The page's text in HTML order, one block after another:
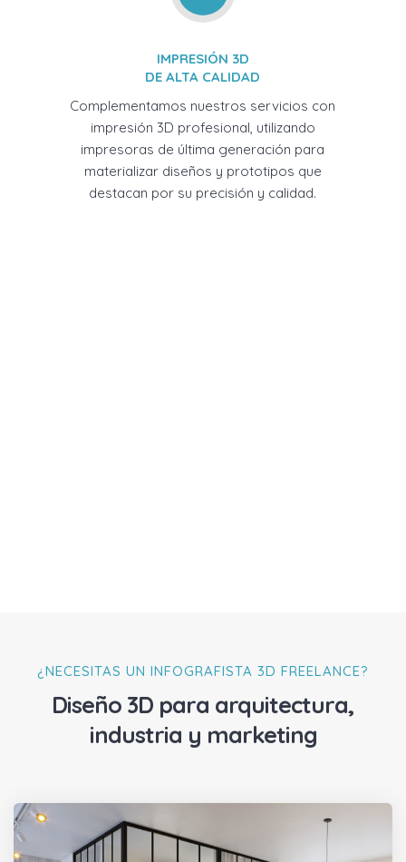
IMPRESIÓN 3D
DE ALTA CALIDAD
Complementamos nuestros servicios con
impresión 3D profesional, utilizando
impresoras de última generación para
materializar diseños y prototipos que
destacan por su precisión y calidad.
¿NECESITAS UN INFOGRAFISTA 3D FREELANCE?
Diseño 3D para arquitectura,
industria y marketing